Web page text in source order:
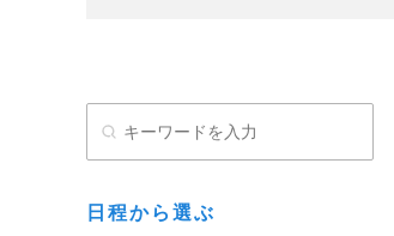
日程から選ぶ